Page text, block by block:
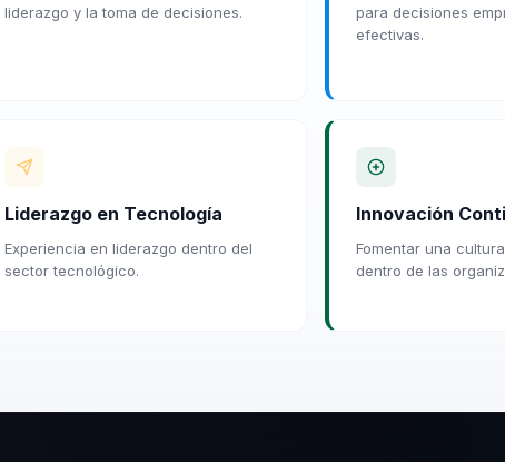
liderazgo y la toma de decisiones.
para decisiones
efectivas.
Liderazgo en Tecnología
Experiencia en liderazgo dentro del
sector tecnológico.
Innovación
Fomentar una
dentro de las